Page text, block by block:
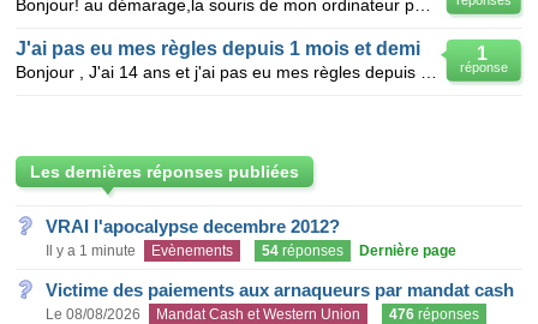
1
réponse
J'ai pas eu mes règles depuis 1 mois et demi
Les dernières réponses publiées
VRAI l'apocalypse decembre 2012?
Il y a 1 minute Evènements 54 réponses Dernière page
Victime des paiements aux arnaqueurs par mandat cash
Le 08/08/2026 Mandat Cash et Western Union 476 réponses